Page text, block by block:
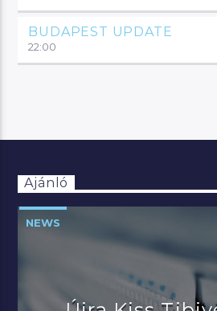
BUDAPEST UPDATE
22:00
Ajánló
NEWS